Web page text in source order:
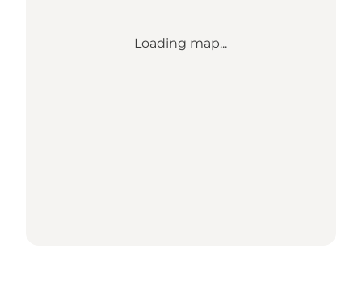
Loading map...